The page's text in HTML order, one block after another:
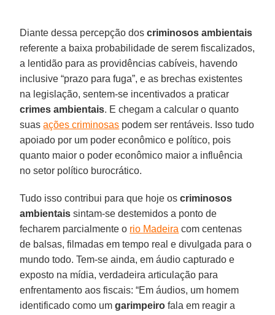
Diante dessa percepção doscriminosos ambientais
referente a baixa probabilidade de serem fiscalizados,
a lentidão para as providências cabíveis, havendo
inclusive “prazo para fuga”, e as brechas existentes
na legislação, sentem-se incentivados a praticar
crimes ambientais. E chegam a calcular o quanto
suasações criminosas podem ser rentáveis. Isso tudo
apoiado por um poder econômico e político, pois
quanto maior o poder econômico maior a influência
no setor político burocrático.
Tudo isso contribui para que hoje oscriminosos
ambientais sintam-se destemidos a ponto de
fecharem parcialmente o rio Madeira com centenas
de balsas, filmadas em tempo real e divulgada para o
mundo todo. Tem-se ainda, em áudio capturado e
exposto na mídia, verdadeira articulação para
enfrentamento aos fiscais: “Em áudios, um homem
identificado como umgarimpeiro fala em reagir a